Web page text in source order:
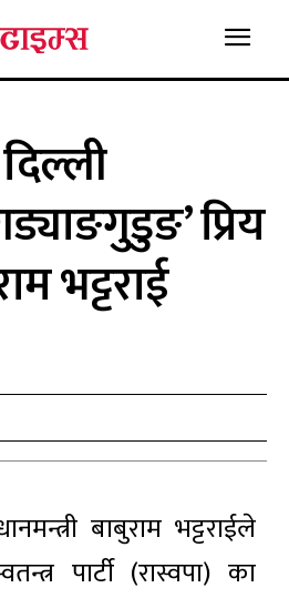
प्रिय
भट्टराई
बाबुराम भट्टराईले
पार्टी (रास्वपा) का